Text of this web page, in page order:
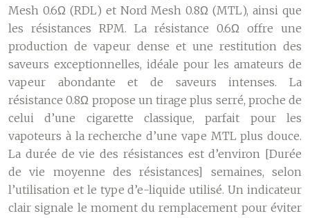
Mesh 0.6Ω (RDL) et Nord Mesh 0.8Ω (MTL), ainsi que
les résistances RPM. La résistance 0.6Ω offre une
production de vapeur dense et une restitution des
saveurs exceptionnelles, idéale pour les amateurs de
vapeur abondante et de saveurs intenses. La
résistance 0.8Ω propose un tirage plus serré, proche de
celui d’une cigarette classique, parfait pour les
vapoteurs à la recherche d’une vape MTL plus douce.
La durée de vie des résistances est d’environ [Durée
de vie moyenne des résistances] semaines, selon
l’utilisation et le type d’e-liquide utilisé. Un indicateur
clair signale le moment du remplacement pour éviter